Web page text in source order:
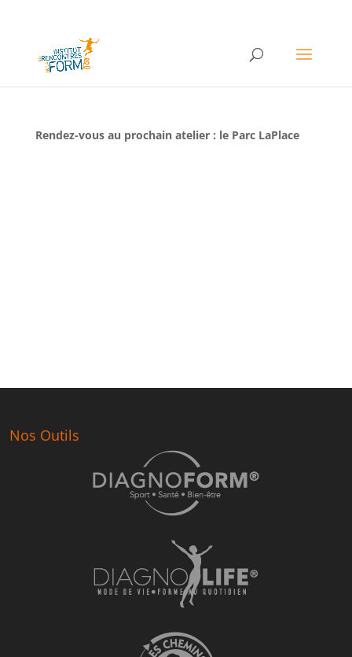
Rendez-vous au prochain atelier : le Parc LaPlace
Nos Outils